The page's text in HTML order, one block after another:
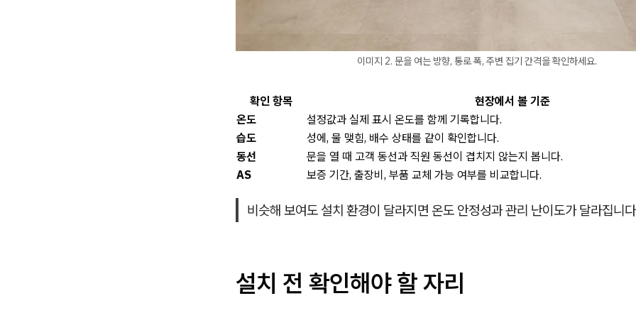
이미지 2. 문을 여는 방향, 통로 폭, 주변 집기 간격을 확인하세요.
확인 항목
현장에서 볼 기준
온도
설정값과 실제 표시 온도를 함께 기록합니다.
습도
성에, 물 맺힘, 배수 상태를 같이 확인합니다.
동선
문을 열 때 고객 동선과 직원 동선이 겹치지 않는지 봅니다.
AS
보증 기간, 출장비, 부품 교체 가능 여부를 비교합니다.
비슷해 보여도 설치 환경이 달라지면 온도 안정성과 관리 난이도가 달라집니
설치 전 확인해야 할 자리